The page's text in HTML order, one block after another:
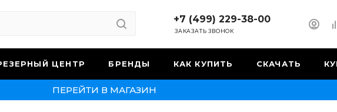
+7 (499) 229-38-00
ЗАКАЗАТЬ ЗВОНОК
ЦЕНТР БРЕНДЫ КАК КУПИТЬ СКАЧАТЬ
ПЕРЕЙТИ В МАГАЗИН